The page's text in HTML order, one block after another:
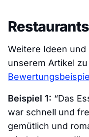
Restaurants
Weitere Ideen
unserem Artikel zu
Beispiel 1: “Das
war schnell und
gemütlich und